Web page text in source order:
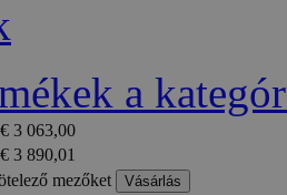
a
€ 3 063,00
€ 3 890,01
mezőket